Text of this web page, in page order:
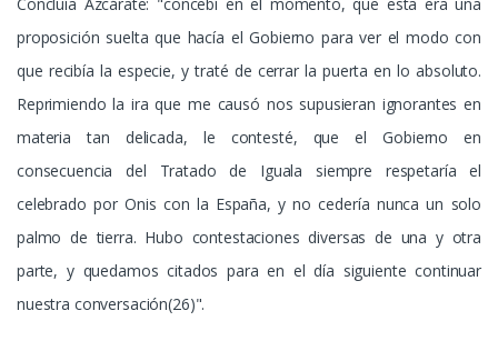
proposición suelta que hacía el Gobierno para ver el modo con
que recibía la especie, y traté de cerrar la puerta en lo absoluto.
Reprimiendo la ira que me causó nos supusieran ignorantes en
materia tan delicada, le contesté, que el Gobierno en
consecuencia del Tratado de Iguala siempre respetaría el
celebrado por Onis con la España, y no cedería nunca un solo
palmo de tierra. Hubo contestaciones diversas de una y otra
parte, y quedamos citados para en el día siguiente continuar
nuestra conversación(26)".